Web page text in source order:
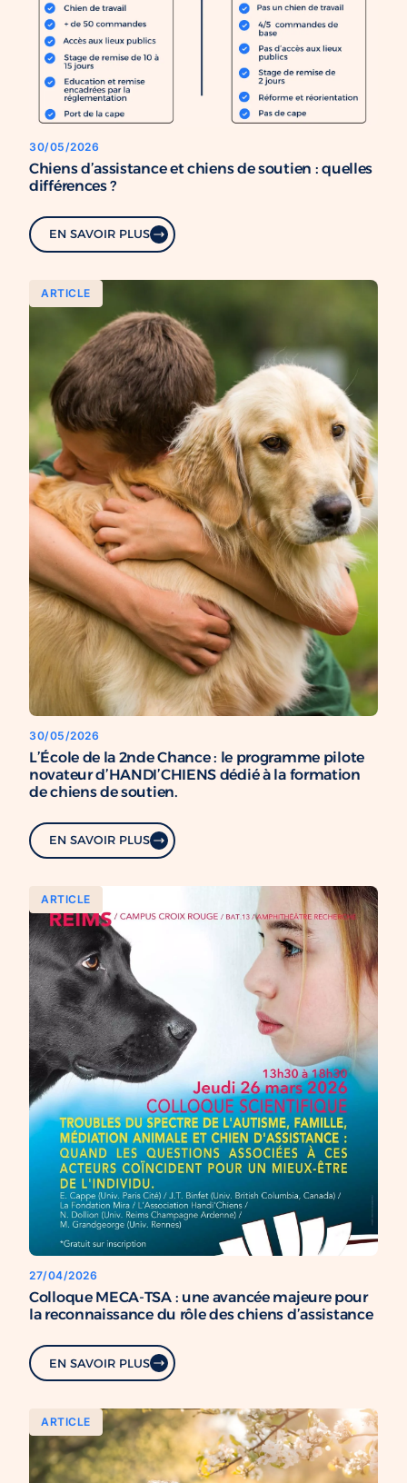
30/05/2026
Chiens d’assistance et chiens de soutien : quelles
différences ?
EN SAVOIR PLUS
ARTICLE
30/05/2026
L’École de la 2nde Chance : le programme pilote
novateur d’HANDI’CHIENS dédié à la formation
de chiens de soutien.
EN SAVOIR PLUS
ARTICLE
27/04/2026
Colloque MECA-TSA : une avancée majeure pour
la reconnaissance du rôle des chiens d’assistance
EN SAVOIR PLUS
ARTICLE